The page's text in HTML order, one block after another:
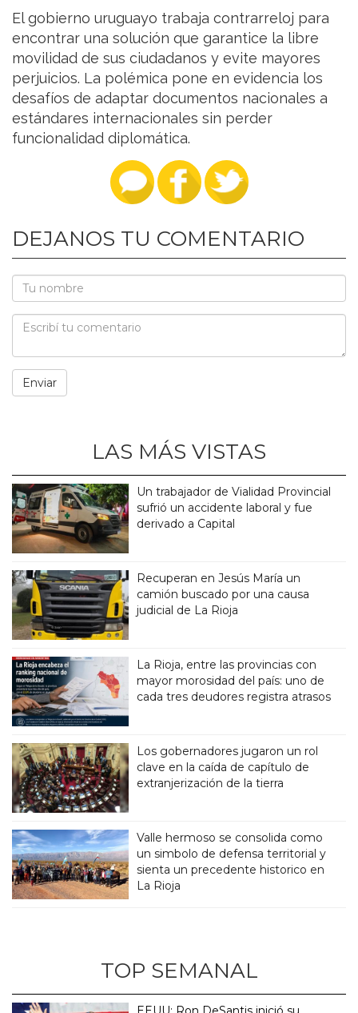
El gobierno uruguayo trabaja contrarreloj para
encontrar una solución que garantice la libre
movilidad de sus ciudadanos y evite mayores
perjuicios. La polémica pone en evidencia los
desafíos de adaptar documentos nacionales a
estándares internacionales sin perder
funcionalidad diplomática.
DEJANOS TU COMENTARIO
LAS MÁS VISTAS
Un trabajador de Vialidad Provincial
sufrió un accidente laboral y fue
derivado a Capital
Recuperan en Jesús María un
camión buscado por una causa
judicial de La Rioja
La Rioja, entre las provincias con
mayor morosidad del país: uno de
cada tres deudores registra atrasos
Los gobernadores jugaron un rol
clave en la caída de capítulo de
extranjerización de la tierra
Valle hermoso se consolida como
un simbolo de defensa territorial y
sienta un precedente historico en
La Rioja
TOP SEMANAL